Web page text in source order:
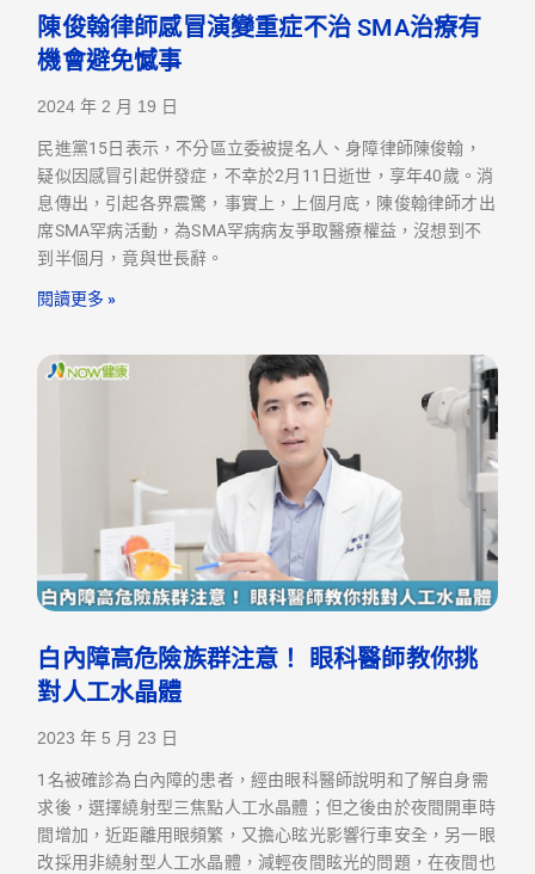
陳俊翰律師感冒演變重症不治 SMA治療有
機會避免憾事
2024 年 2 月 19 日
民進黨15日表示，不分區立委被提名人、身障律師陳俊翰，
疑似因感冒引起併發症，不幸於2月11日逝世，享年40歲。消
息傳出，引起各界震驚，事實上，上個月底，陳俊翰律師才出
席SMA罕病活動，為SMA罕病病友爭取醫療權益，沒想到不
到半個月，竟與世長辭。
閱讀更多 »
白內障高危險族群注意！ 眼科醫師教你挑
對人工水晶體
2023 年 5 月 23 日
1名被確診為白內障的患者，經由眼科醫師說明和了解自身需
求後，選擇繞射型三焦點人工水晶體；但之後由於夜間開車時
間增加，近距離用眼頻繁，又擔心眩光影響行車安全，另一眼
改採用非繞射型人工水晶體，減輕夜間眩光的問題，在夜間也